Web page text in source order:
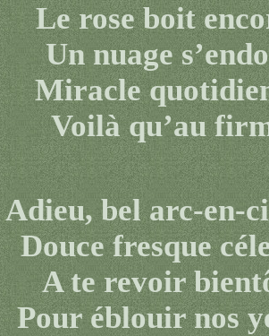
Le rose boit
Un nuage
Miracle
Voilà qu’au
Adieu, bel arc-en-
Douce fresque
A te revoir
Pour éblouir nos